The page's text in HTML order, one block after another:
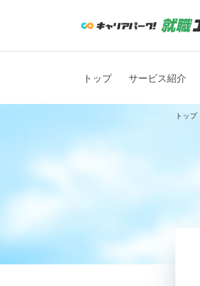
トップ サービス紹介
トップ